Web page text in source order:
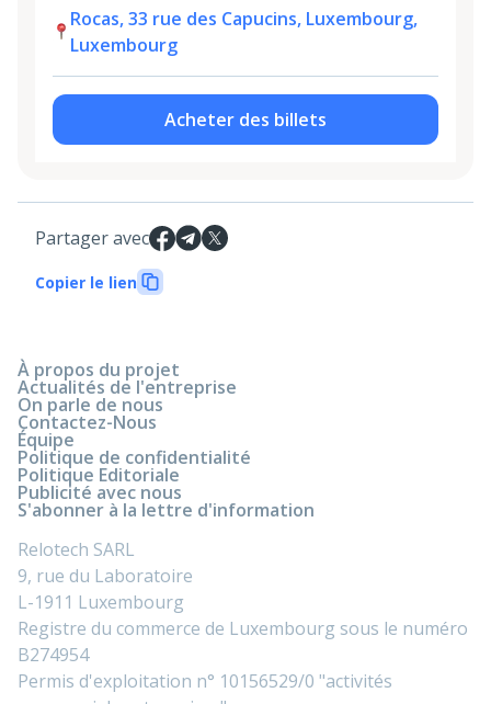
Rocas, 33 rue des Capucins, Luxembourg,
Luxembourg
Acheter des billets
Partager avec
Copier le lien
À propos du projet
Actualités de l'entreprise
On parle de nous
Contactez-Nous
Équipe
Politique de confidentialité
Politique Editoriale
Publicité avec nous
S'abonner à la lettre d'information
Relotech SARL
9, rue du Laboratoire
L-1911 Luxembourg
Registre du commerce de Luxembourg sous le numéro
B274954
Permis d'exploitation n° 10156529/0 "activités